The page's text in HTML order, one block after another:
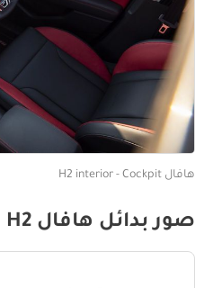
هافال H2 interior - Cockpit
صور بدائل هافال H2